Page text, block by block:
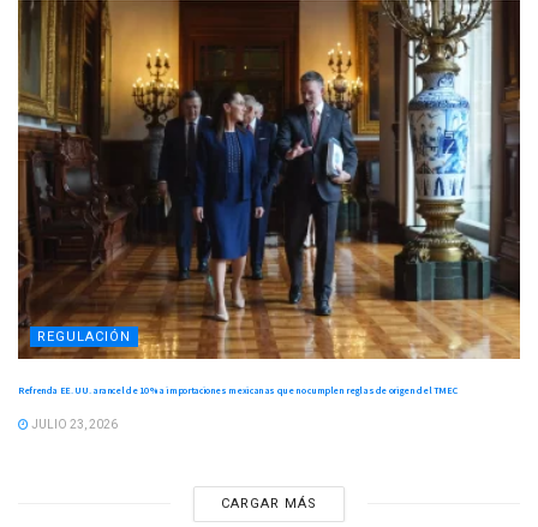
REGULACIÓN
Refrenda EE. UU. arancel de 10 % a importaciones mexicanas que no cumplen reglas de origen del TMEC
JULIO 23, 2026
CARGAR MÁS